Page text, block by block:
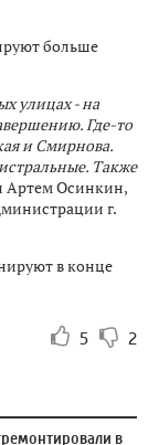
больше
улицах - на
Где-то
и Смирнова.
Также
Артем Осинкин,
г.
в конце
5 2
в